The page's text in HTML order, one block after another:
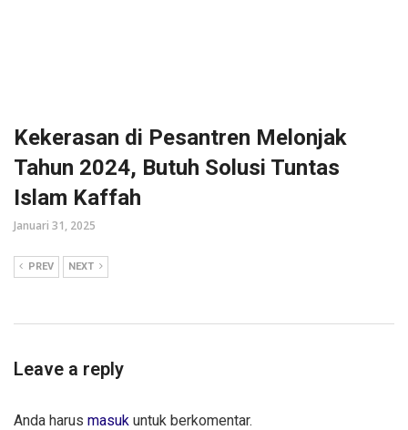
Kekerasan di Pesantren Melonjak
Tahun 2024, Butuh Solusi Tuntas
Islam Kaffah
Januari 31, 2025
PREV NEXT
Leave a reply
Anda harus masuk untuk berkomentar.